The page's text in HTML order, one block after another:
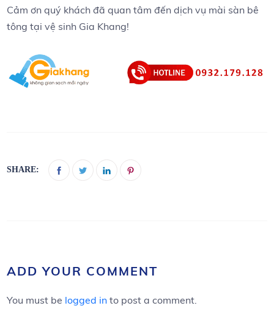
Cảm ơn quý khách đã quan tâm đến dịch vụ mài sàn bê
tông tại vệ sinh Gia Khang!
SHARE:
ADD YOUR COMMENT
You must be logged in to post a comment.